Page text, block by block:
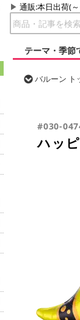
通販:本日出荷(
テーマ・季節
バルーン ト
#030-
ハッ